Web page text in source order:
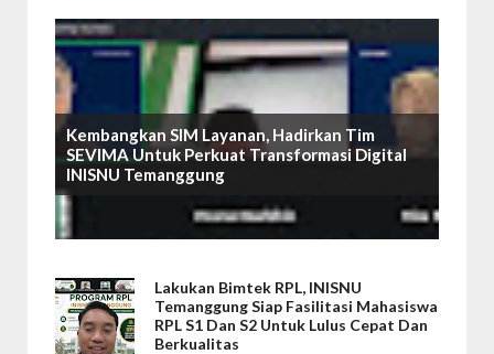
Kembangkan SIM Layanan, Hadirkan Tim
SEVIMA Untuk Perkuat Transformasi Digital
INISNU Temanggung
Lakukan Bimtek RPL, INISNU
Temanggung Siap Fasilitasi Mahasiswa
RPL S1 Dan S2 Untuk Lulus Cepat Dan
Berkualitas